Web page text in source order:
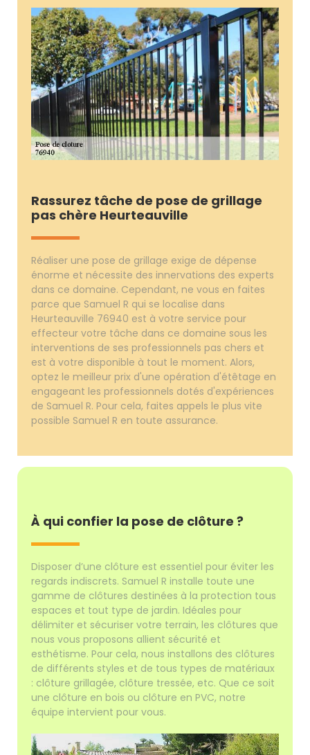
Rassurez tâche de pose de grillage
pas chère Heurteauville
Réaliser une pose de grillage exige de dépense
énorme et nécessite des innervations des experts
dans ce domaine. Cependant, ne vous en faites
parce que Samuel R qui se localise dans
Heurteauville 76940 est à votre service pour
effecteur votre tâche dans ce domaine sous les
interventions de ses professionnels pas chers et
est à votre disponible à tout le moment. Alors,
optez le meilleur prix d'une opération d'étêtage en
engageant les professionnels dotés d'expériences
de Samuel R. Pour cela, faites appels le plus vite
possible Samuel R en toute assurance.
À qui confier la pose de clôture ?
Disposer d’une clôture est essentiel pour éviter les
regards indiscrets. Samuel R installe toute une
gamme de clôtures destinées à la protection tous
espaces et tout type de jardin. Idéales pour
délimiter et sécuriser votre terrain, les clôtures que
nous vous proposons allient sécurité et
esthétisme. Pour cela, nous installons des clôtures
de différents styles et de tous types de matériaux
: clôture grillagée, clôture tressée, etc. Que ce soit
une clôture en bois ou clôture en PVC, notre
équipe intervient pour vous.